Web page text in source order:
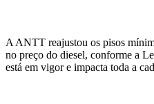
A ANTT reajustou os pisos
no preço do diesel, conforme a
está em vigor e impacta toda a